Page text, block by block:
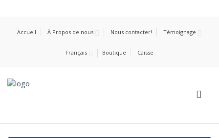
Accueil À Propos de nous Nous contacter! Témoignage
Français Boutique Caisse